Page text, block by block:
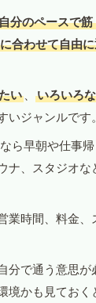
分のペースで
合わせて自由
い 、 いろいろ
いジャンルです。
ら早朝や仕事
ナ、スタジオな
業時間、料金
分で通う意思
境かも見ておく